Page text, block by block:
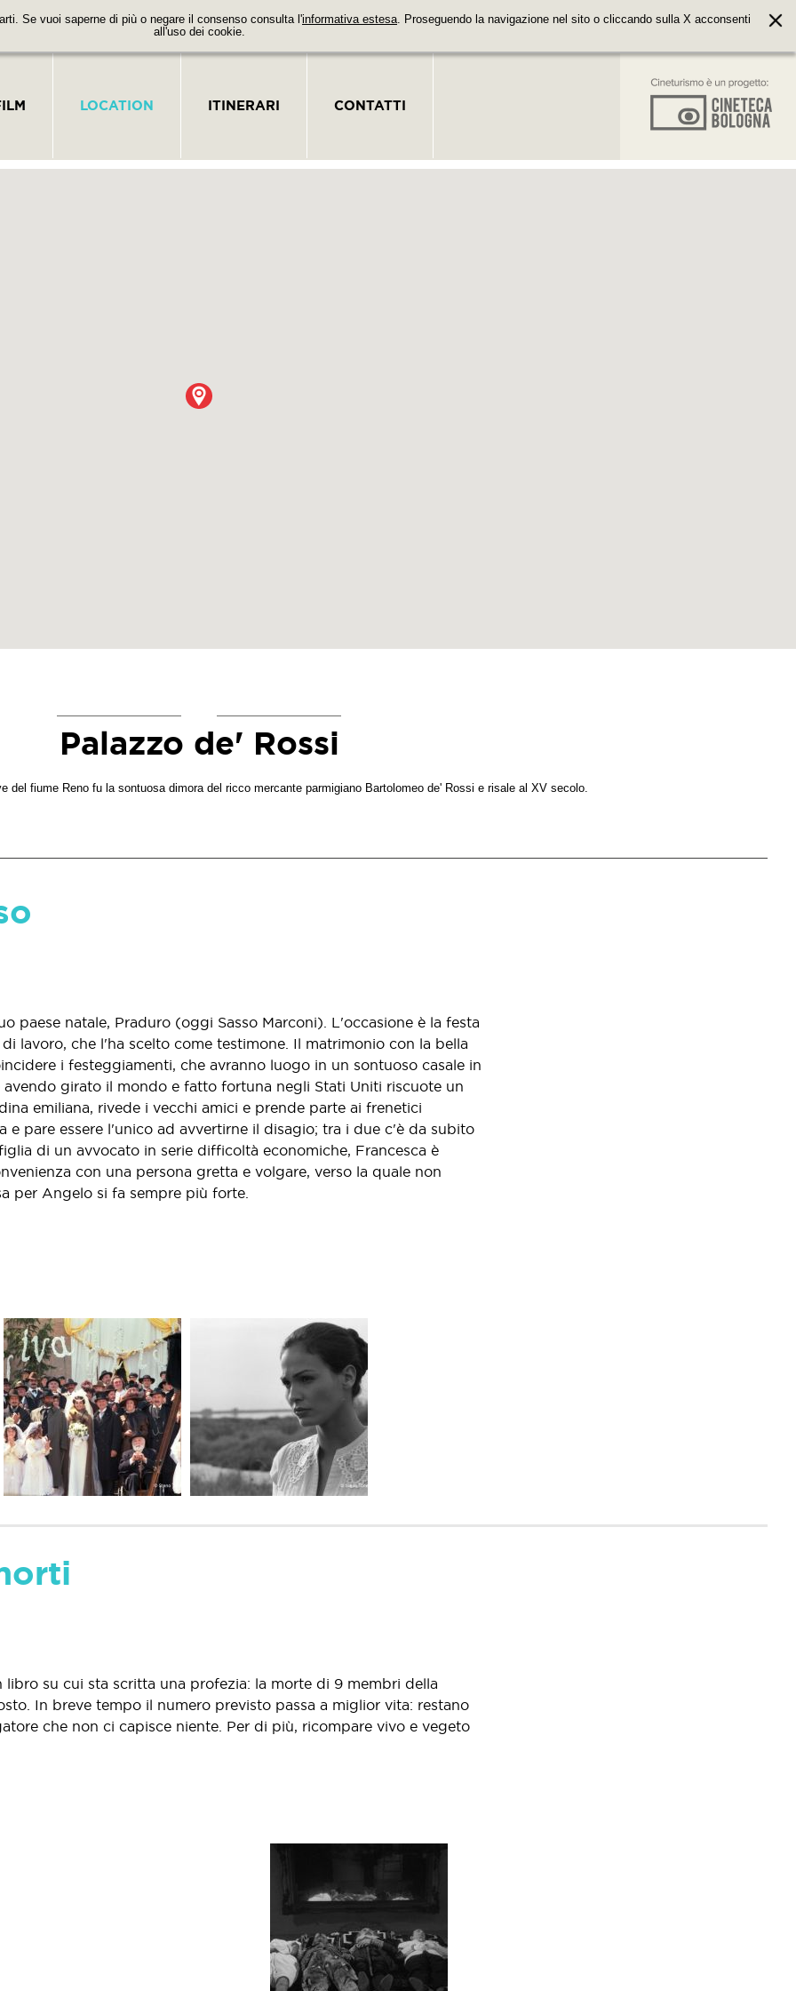
Se vuoi saperne di più o negare il consenso consulta l'informativa estesa. Proseguendo la navigazione nel sito o cliccando sulla X acconsenti
all'uso dei cookie.
LOCATION ITINERARI CONTATTI
Palazzo de' Rossi
del fiume Reno fu la sontuosa dimora del ricco mercante parmigiano Bartolomeo de' Rossi e risale al XV secolo.
paese natale, Praduro (oggi Sasso Marconi). L'occasione è la festa
lavoro, che l'ha scelto come testimone. Il matrimonio con la bella
i festeggiamenti, che avranno luogo in un sontuoso casale in
girato il mondo e fatto fortuna negli Stati Uniti riscuote un
emiliana, rivede i vecchi amici e prende parte ai frenetici
pare essere l'unico ad avvertirne il disagio; tra i due c'è da subito
di un avvocato in serie difficoltà economiche, Francesca è
con una persona gretta e volgare, verso la quale non
per Angelo si fa sempre più forte.
su cui sta scritta una profezia: la morte di 9 membri della
In breve tempo il numero previsto passa a miglior vita: restano
che non ci capisce niente. Per di più, ricompare vivo e vegeto